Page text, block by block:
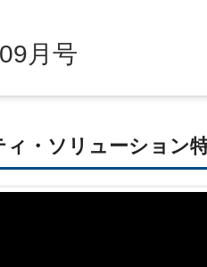
月号
ィ・ソリューション